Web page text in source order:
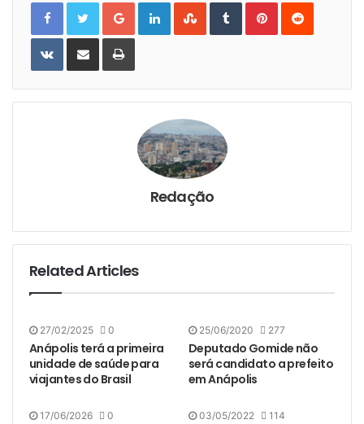
Google+LinkedInStumbleUpon
TumblrPinterestReddit
VKontakteShare
Email
Print
Redação
Related Articles
27/02/2025 0
Anápolis terá a primeira
unidade de saúde para
viajantes do Brasil
25/06/2020 277
Deputado Gomide não
será candidato a prefeito
em Anápolis
17/06/2026 0 03/05/2022 114